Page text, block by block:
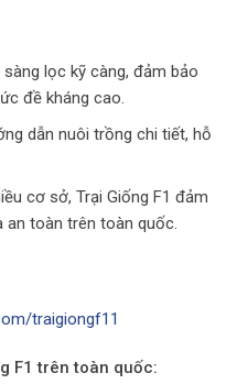
lọc kỹ càng, đảm bảo
đề kháng cao.
dẫn nuôi trồng chi tiết, hỗ
cơ sở, Trại Giống F1 đảm
an toàn trên toàn quốc.
traigiongf11
F1 trên toàn quốc: